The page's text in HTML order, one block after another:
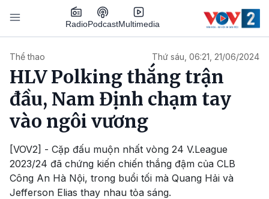
Nhảy đến nội dung
RadioPodcastMultimedia
Thể thao Thứ sáu, 06:21, 21/06/2024
HLV Polking thắng trận
đầu, Nam Định chạm tay
vào ngôi vương
[VOV2] - Cặp đấu muộn nhất vòng 24 V.League
2023/24 đã chứng kiến chiến thắng đậm của CLB
Công An Hà Nội, trong buổi tối mà Quang Hải và
Jefferson Elias thay nhau tỏa sáng.